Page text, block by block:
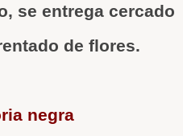
se entrega cercado
de flores.
negra